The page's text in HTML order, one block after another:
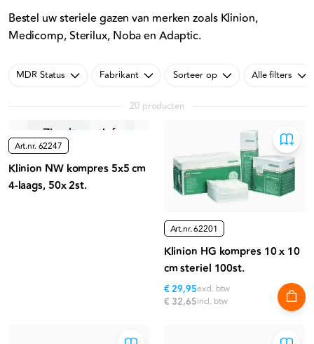
Bestel uw steriele gazen van merken zoals Klinion,
Medicomp, Sterilux, Noba en Adaptic.
MDR Status Fabrikant Sorteer op Alle filters
20 producten
Zie alternatief
Art.nr.62247
Klinion NW kompres 5x5 cm
4-laags, 50x 2st.
Art.nr.62201
Klinion HG kompres 10 x 10
cm steriel 100st.
€ 29,95excl. btw
€ 32,65incl. btw